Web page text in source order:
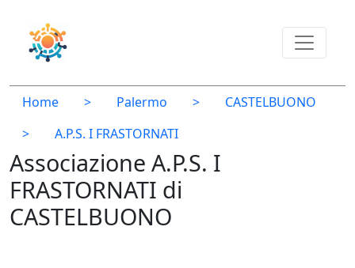
Home > Palermo >
CASTELBUONO
>
A.P.S. I FRASTORNATI
Associazione A.P.S. I
FRASTORNATI di
CASTELBUONO